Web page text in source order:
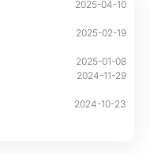
2025-04-10
2025-02-19
2025-01-08
2024-11-29
2024-10-23